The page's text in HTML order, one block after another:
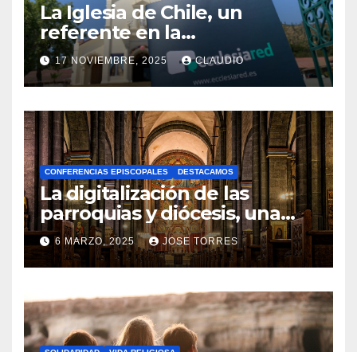
La Iglesia de Chile, un
referente en la
transformación digital
gracias a Ecclesiared
17 NOVIEMBRE, 2025 CLAUDIO
N
O
H
A
Y
C
O
M
N
T
A
CONFERENCIAS EPISCOPALES DESTACAMOS
La digitalización de las
parroquias y diócesis, una
realidad ya para el futuro de
la Iglesia
6 MARZO, 2025 JOSE TORRES
N
O
H
A